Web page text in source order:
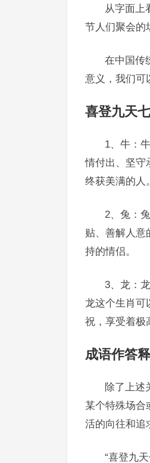
从字面上
节人们聚会的
在中国传
意义，我们可
喜登九天
1、牛：
情付出、坚守
终获美满的人。
2、兔：
贴、善解人意
持的情侣。
3、龙：
龙这个生肖可
祝，享受着极
成语作答
除了上述
某个特殊场合
活的向往和追
“喜登九